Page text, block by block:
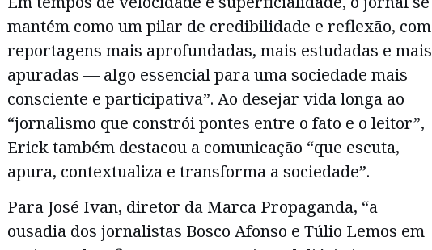
mantém como um pilar de credibilidade e reflexão, com
reportagens mais aprofundadas, mais estudadas e mais
apuradas — algo essencial para uma sociedade mais
consciente e participativa”. Ao desejar vida longa ao
“jornalismo que constrói pontes entre o fato e o leitor”,
Erick também destacou a comunicação “que escuta,
apura, contextualiza e transforma a sociedade”.
Para José Ivan, diretor da Marca Propaganda, “a
ousadia dos jornalistas Bosco Afonso e Túlio Lemos em